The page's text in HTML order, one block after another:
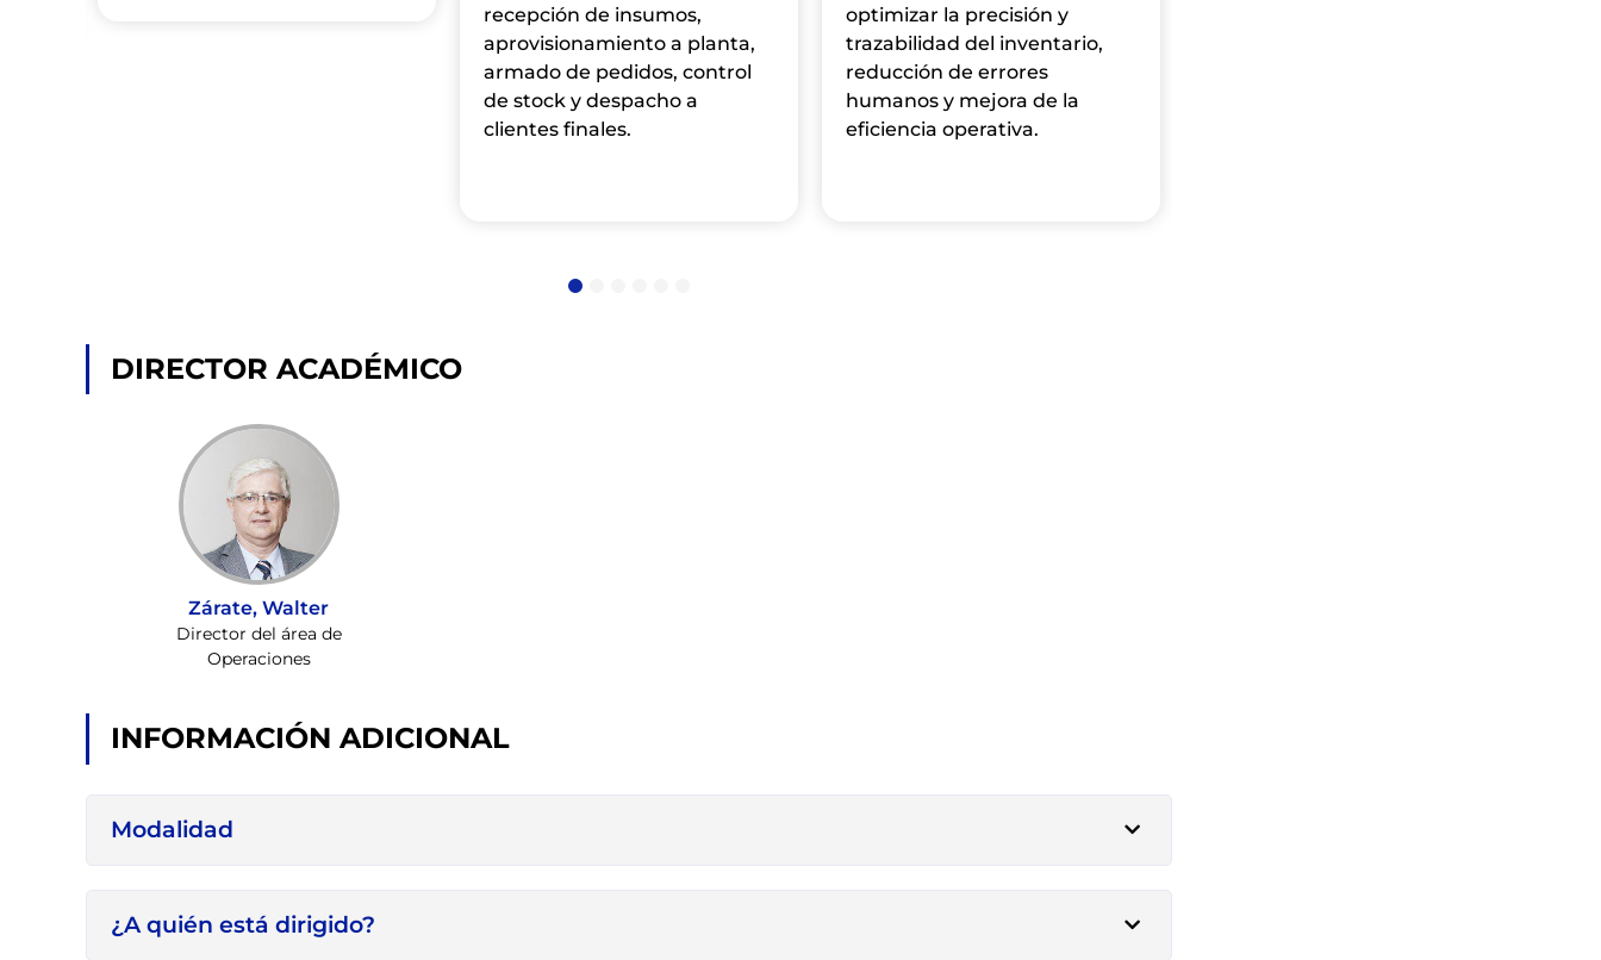
recepción de insumos,
aprovisionamiento a planta,
armado de pedidos, control
de stock y despacho a
clientes finales.
optimizar la precisión y
trazabilidad del inventario,
reducción de errores
humanos y mejora de la
eficiencia operativa.
DIRECTOR ACADÉMICO
Zárate, Walter
Director del área de
Operaciones
INFORMACIÓN ADICIONAL
Modalidad
¿A quién está dirigido?